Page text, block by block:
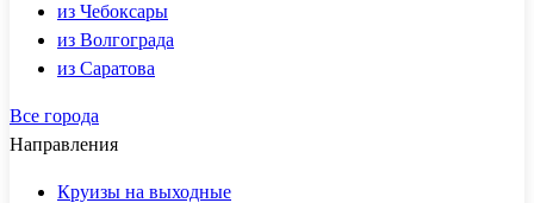
из Чебоксары
из Волгограда
из Саратова
Все города
Направления
Круизы на выходные